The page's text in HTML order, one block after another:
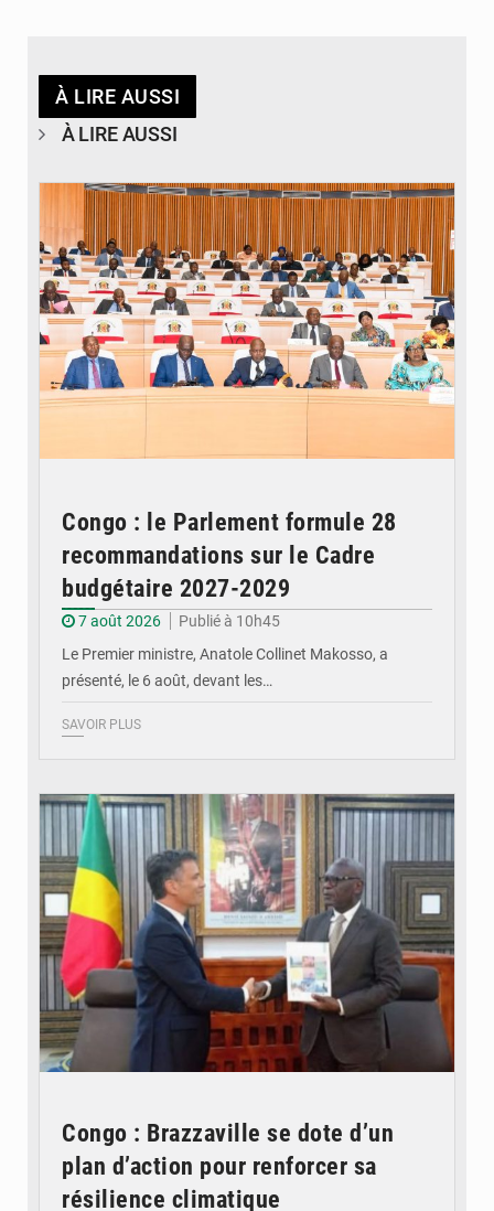
À LIRE AUSSI
À LIRE AUSSI
Congo : le Parlement formule 28
recommandations sur le Cadre
budgétaire 2027-2029
7 août 2026
Publié à 10h45
Le Premier ministre, Anatole Collinet Makosso, a
présenté, le 6 août, devant les…
SAVOIR PLUS
Congo : Brazzaville se dote d’un
plan d’action pour renforcer sa
résilience climatique